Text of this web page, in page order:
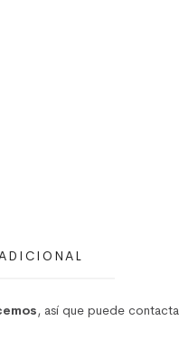
, así que puede